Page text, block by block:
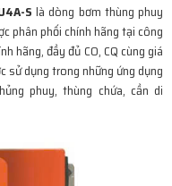
S là dòng bơm thùng phuy
phân phối chính hãng tại công
hãng, đầy đủ CO, CQ cùng giá
sử dụng trong những ứng dụng
phuy, thùng chứa, cần di